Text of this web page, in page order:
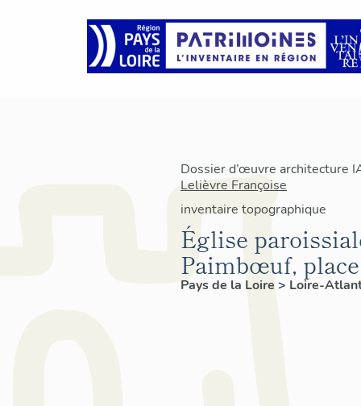
Dossier d’œuvre architecture
Lelièvre Françoise
inventaire topographique
Église
Paimbœuf,
Pays de la Loire > Loire-